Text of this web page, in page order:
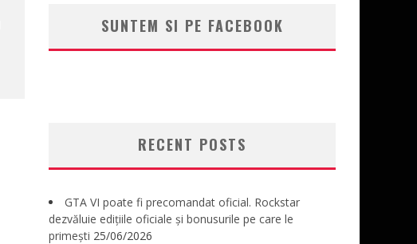
SUNTEM SI PE FACEBOOK
RECENT POSTS
GTA VI poate fi precomandat oficial. Rockstar
dezvăluie edițiile oficiale și bonusurile pe care le
primești 25/06/2026